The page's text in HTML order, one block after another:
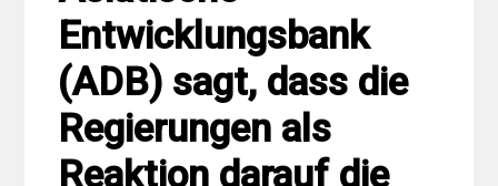
Entwicklungsbank
(ADB) sagt, dass die
Regierungen als
Reaktion darauf die